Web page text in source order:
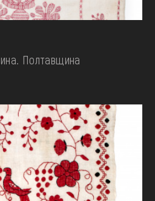
Полтавщина